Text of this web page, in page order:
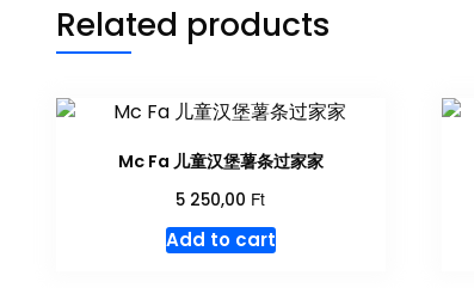
Related products
Mc Fa 儿童汉堡薯条过家家
5 250,00 Ft
Add to cart